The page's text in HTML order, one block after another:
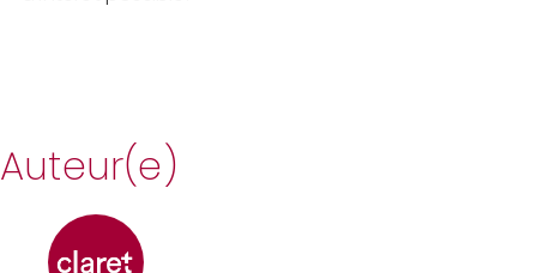
Auteur(e)